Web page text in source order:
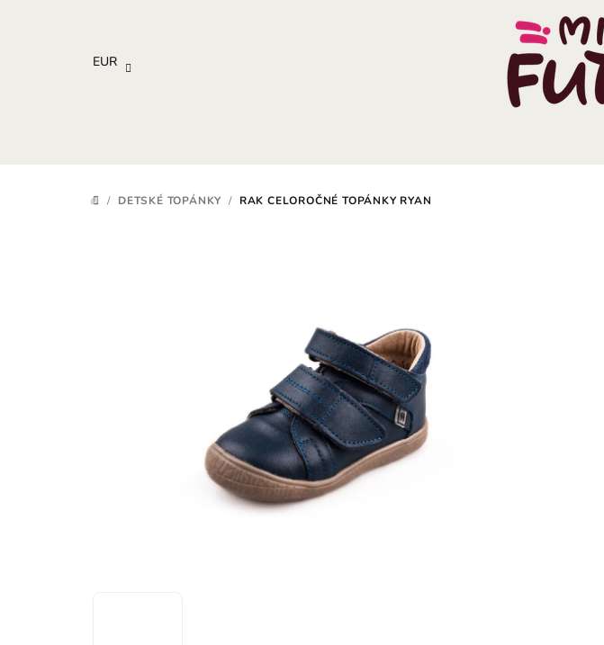
EUR
DOMOV
/ DETSKÉ TOPÁNKY / RAK CELOROČNÉ TOPÁNKY RYAN